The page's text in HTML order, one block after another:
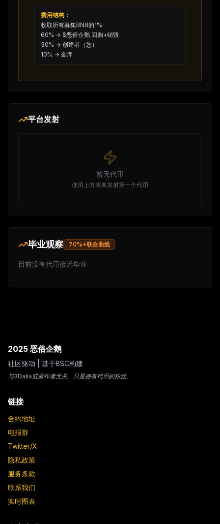
费用结构：
收取所有募集BNB的1%
60% → $恶俗企鹅 回购+销毁
30% → 创建者（您）
10% → 金库
平台发射
暂无代币
使用上方表单发射第一个代币
毕业观察 70%+联合曲线
目前没有代币接近毕业
2025 恶俗企鹅
社区驱动 | 基于BSC构建
与3Dalia或原作者无关。只是拥有代币的粉丝。
链接
合约地址
电报群
Twitter/X
隐私政策
服务条款
联系我们
实时图表